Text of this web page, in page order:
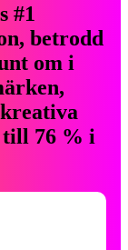
#1
betrodd
om i
till 76 % i